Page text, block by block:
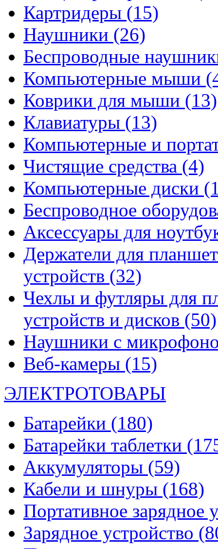
Картридеры (15)
Наушники (26)
Беспроводные
Компьютерные мыши
Коврики для мыши (13)
Клавиатуры (13)
Компьютерные и
Чистящие средства (4)
Компьютерные диски
Беспроводное
Аксессуары для
Держатели для
устройств (32)
Чехлы и футляры для
устройств и дисков (50)
Наушники с
Веб-камеры (15)
ЭЛЕКТРОТОВАРЫ
Батарейки (180)
Батарейки таблетки
Аккумуляторы (59)
Кабели и шнуры (168)
Портативное зарядное
Зарядное устройство